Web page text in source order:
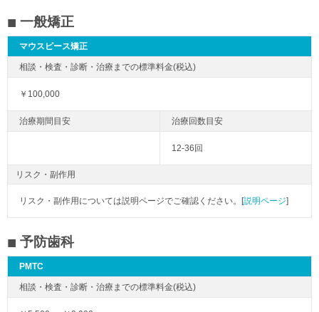
一般矯正
マウスピース矯正
￥100,000
12-36回
リスク・副作用
リスク・副作用については説明ページでご確認ください。[説明ページ]
予防歯科
PMTC